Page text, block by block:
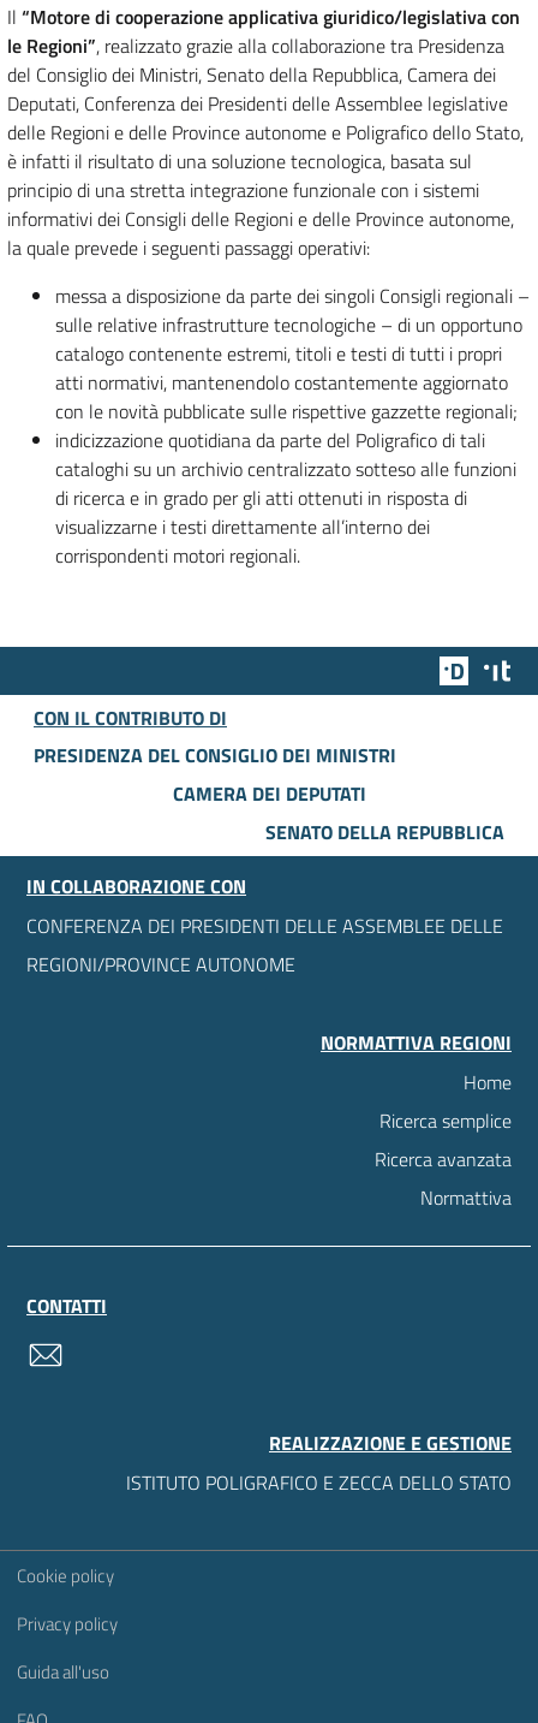
Il “Motore di cooperazione applicativa giuridico/legislativa con
le Regioni”, realizzato grazie alla collaborazione tra Presidenza
del Consiglio dei Ministri, Senato della Repubblica, Camera dei
Deputati, Conferenza dei Presidenti delle Assemblee legislative
delle Regioni e delle Province autonome e Poligrafico dello Stato,
è infatti il risultato di una soluzione tecnologica, basata sul
principio di una stretta integrazione funzionale con i sistemi
informativi dei Consigli delle Regioni e delle Province autonome,
la quale prevede i seguenti passaggi operativi:
messa a disposizione da parte dei singoli Consigli regionali –
sulle relative infrastrutture tecnologiche – di un opportuno
catalogo contenente estremi, titoli e testi di tutti i propri
atti normativi, mantenendolo costantemente aggiornato
con le novità pubblicate sulle rispettive gazzette regionali;
indicizzazione quotidiana da parte del Poligrafico di tali
cataloghi su un archivio centralizzato sotteso alle funzioni
di ricerca e in grado per gli atti ottenuti in risposta di
visualizzarne i testi direttamente all’interno dei
corrispondenti motori regionali.
Team
CON IL CONTRIBUTO DI
PRESIDENZA DEL CONSIGLIO DEI MINISTRI
CAMERA DEI DEPUTATI
SENATO DELLA REPUBBLICA
IN COLLABORAZIONE CON
CONFERENZA DEI PRESIDENTI DELLE ASSEMBLEE DELLE
REGIONI/PROVINCE AUTONOME
NORMATTIVA REGIONI
Home
Ricerca semplice
Ricerca avanzata
Normattiva
CONTATTI
REALIZZAZIONE E GESTIONE
ISTITUTO POLIGRAFICO E ZECCA DELLO STATO
Sezione Link Utili
Cookie policy
Privacy policy
Guida all'uso